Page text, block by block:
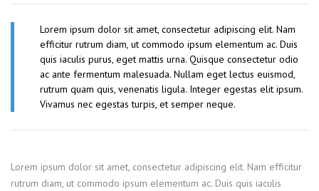
Lorem ipsum dolor sit amet, consectetur adipiscing elit. Nam
efficitur rutrum diam, ut commodo ipsum elementum ac. Duis
quis iaculis purus, eget mattis urna. Quisque consectetur odio
ac ante fermentum malesuada. Nullam eget lectus euismod,
rutrum quam quis, venenatis ligula. Integer egestas elit ipsum.
Vivamus nec egestas turpis, et semper neque.
Lorem ipsum dolor sit amet, consectetur adipiscing elit. Nam efficitur
rutrum diam, ut commodo ipsum elementum ac. Duis quis iaculis